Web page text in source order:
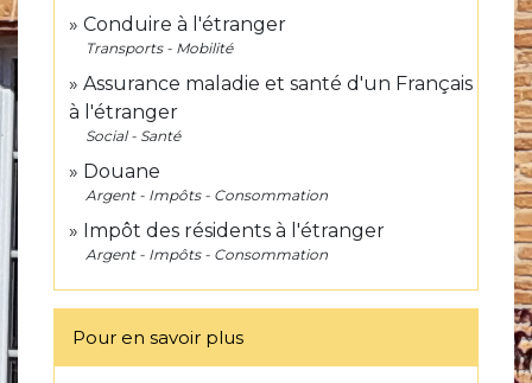
Conduire à l'étranger
Transports - Mobilité
Assurance maladie et santé d'un Français
à l'étranger
Social - Santé
Douane
Argent - Impôts - Consommation
Impôt des résidents à l'étranger
Argent - Impôts - Consommation
Pour en savoir plus